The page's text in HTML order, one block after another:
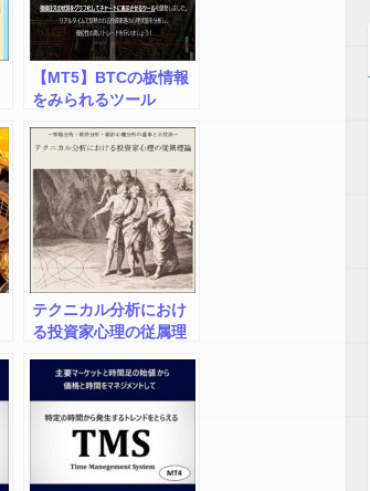
【MT5】BTCの板情報
をみられるツール
テクニカル分析におけ
る投資家心理の従属理